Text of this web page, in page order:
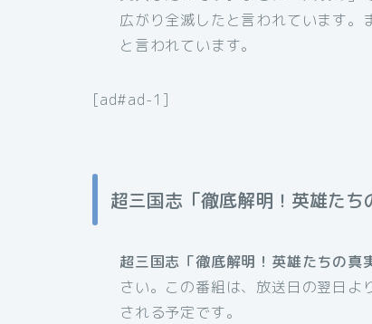
広がり全滅したと言われています。
と言われています。
[ad#ad-1]
超三国志「徹底解明！英雄た
超三国志「徹底解明！英雄たちの真
さい。この番組は、放送日の翌日よ
される予定です。